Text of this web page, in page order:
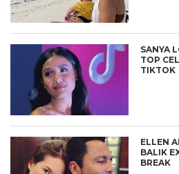
SANYA
TOP
TIKTOK
ELLEN
BALIK
BREAK